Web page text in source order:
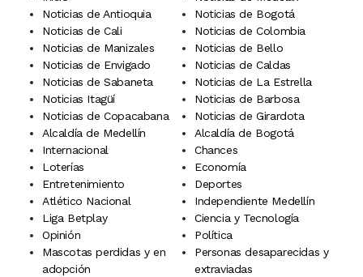
Noticias de Antioquia
Noticias de Bogotá
Noticias de Cali
Noticias de Colombia
Noticias de Manizales
Noticias de Bello
Noticias de Envigado
Noticias de Caldas
Noticias de Sabaneta
Noticias de La Estrella
Noticias Itagüí
Noticias de Barbosa
Noticias de Copacabana
Noticias de Girardota
Alcaldía de Medellín
Alcaldía de Bogotá
Internacional
Chances
Loterías
Economía
Entretenimiento
Deportes
Atlético Nacional
Independiente Medellín
Liga Betplay
Ciencia y Tecnología
Opinión
Política
Mascotas perdidas y en
adopción
Personas desaparecidas y
extraviadas